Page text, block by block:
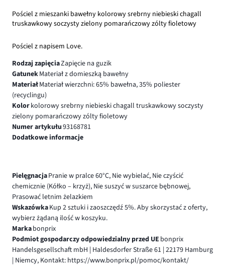
Pościel z mieszanki bawełny kolorowy srebrny niebieski chagall
truskawkowy soczysty zielony pomarańczowy zólty fioletowy
Pościel z napisem Love.
Rodzaj zapięciaZapięcie na guzik
GatunekMateriał z domieszką bawełny
MateriałMateriał wierzchni: 65% bawełna, 35% poliester
(recyclingu)
Kolorkolorowy srebrny niebieski chagall truskawkowy soczysty
zielony pomarańczowy zólty fioletowy
Numer artykułu93168781
Dodatkowe informacje
PielęgnacjaPranie w pralce 60°C, Nie wybielać, Nie czyścić
chemicznie (Kółko – krzyż), Nie suszyć w suszarce bębnowej,
Prasować letnim żelazkiem
WskazówkaKup 2 sztuki i zaoszczędź 5%. Aby skorzystać z oferty,
wybierz żądaną ilość w koszyku.
Markabonprix
Podmiot gospodarczy odpowiedzialny przed UE bonprix
Handelsgesellschaft mbH | Haldesdorfer Straße 61 | 22179 Hamburg
| Niemcy, Kontakt: https://www.bonprix.pl/pomoc/kontakt/